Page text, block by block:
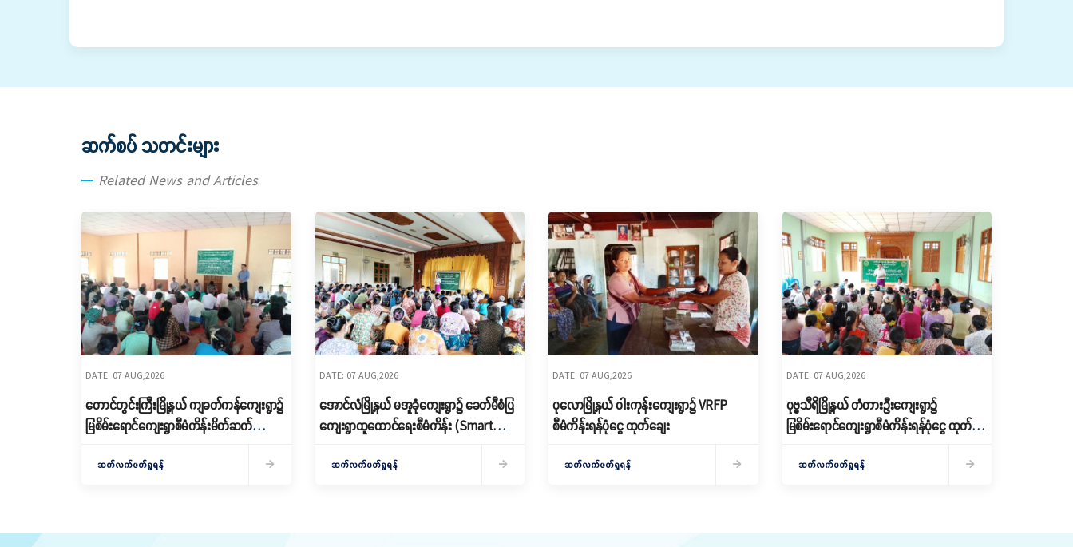
ဆက်စပ် သတင်းများ
Related News and Articles
DATE: 07 AUG,2026
တောင်တွင်းကြီးမြို့နယ် ကျခတ်ကန်ကျေးရွာ၌
မြစိမ်းရောင်ကျေးရွာစီမံကိန်းမိတ်ဆက်
ပြုလုပ်
ဆက်လက်ဖတ်ရှုရန်
DATE: 07 AUG,2026
အောင်လံမြို့နယ် မအူခုံကျေးရွာ၌ ခေတ်မီစံပြ
ကျေးရွာထူထောင်ရေးစီမံကိန်း (Smart
ဖွဲ့စည်း
ဆက်လက်ဖတ်ရှုရန်
DATE: 07 AUG,2026
ပုလောမြို့နယ် ဝါးကုန်းကျေးရွာ၌ ‌VRFP
စီမံကိန်းရန်ပုံငွေ ထုတ်ချေး
ဆက်လက်ဖတ်ရှုရန်
DATE: 07 AUG,2026
ပုဗ္ဗသီရိမြို့နယ် တံတားဦးကျေးရွာ၌
မြစိမ်းရောင်ကျေးရွာစီမံကိန်းရန်ပုံငွေ ထုတ်
ဆက်လက်ဖတ်ရှုရန်